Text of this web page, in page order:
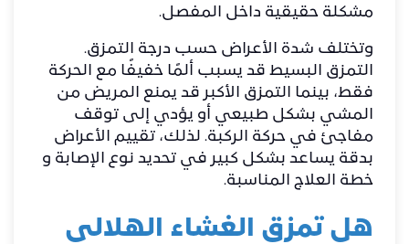
مشكلة حقيقية داخل المفصل.
وتختلف شدة الأعراض حسب درجة التمزق.
التمزق البسيط قد يسبب ألمًا خفيفًا مع الحركة
فقط، بينما التمزق الأكبر قد يمنع المريض من
المشي بشكل طبيعي أو يؤدي إلى توقف
مفاجئ في حركة الركبة. لذلك، تقييم الأعراض
بدقة يساعد بشكل كبير في تحديد نوع الإصابة و
خطة العلاج المناسبة.
هل تمزق الغشاء الهلالي